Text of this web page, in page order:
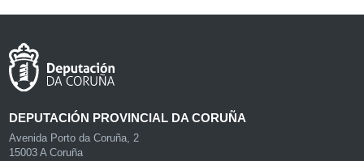
DEPUTACIÓN PROVINCIAL DA CORUÑA
Avenida Porto da Coruña, 2
15003 A Coruña